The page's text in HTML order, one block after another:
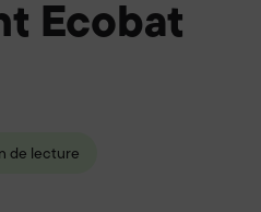
Ecobat
de lecture